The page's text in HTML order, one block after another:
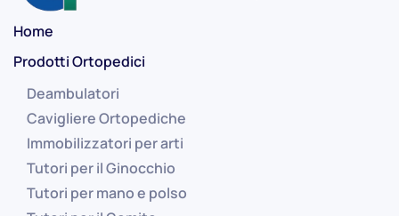
Home
Prodotti Ortopedici
Deambulatori
Cavigliere Ortopediche
Immobilizzatori per arti
Tutori per il Ginocchio
Tutori per mano e polso